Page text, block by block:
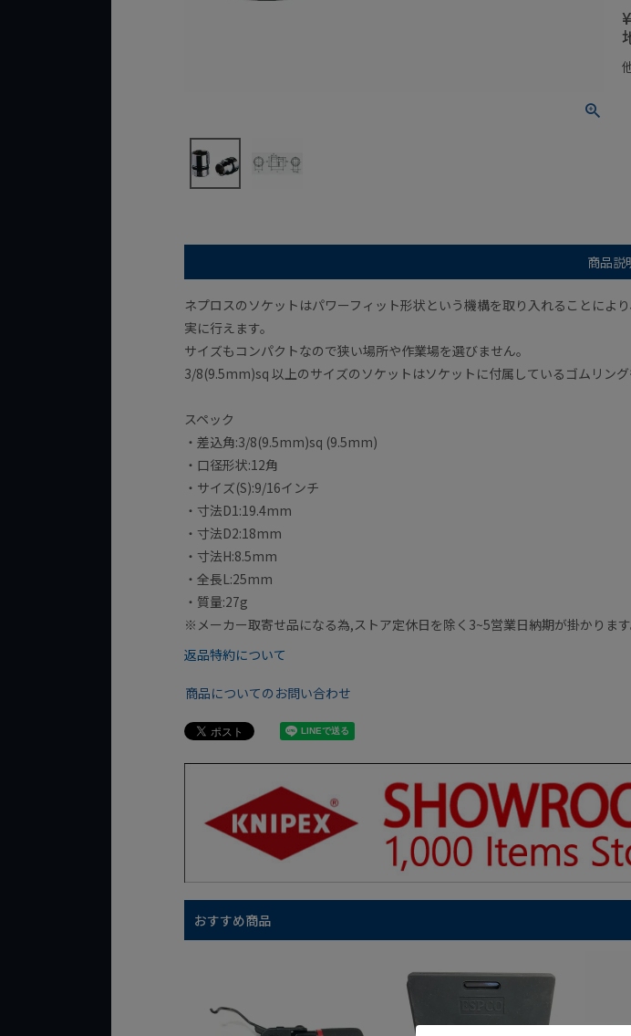
商品説
ネプロスのソケットはパワーフィット形状という機構を取り入れることによ
実に行えます。
サイズもコンパクトなので狭い場所や作業場を選びません。
3/8(9.5mm)sq 以上のサイズのソケットはソケットに付属しているゴムリング
スペック
・差込角:3/8(9.5mm)sq (9.5mm)
・口径形状:12角
・サイズ(S):9/16インチ
・寸法D1:19.4mm
・寸法D2:18mm
・寸法H:8.5mm
・全長L:25mm
・質量:27g
※メーカー取寄せ品になる為,ストア定休日を除く3~5営業日納期が掛かりま
返品特約について
商品についてのお問い合わせ
おすすめ商品